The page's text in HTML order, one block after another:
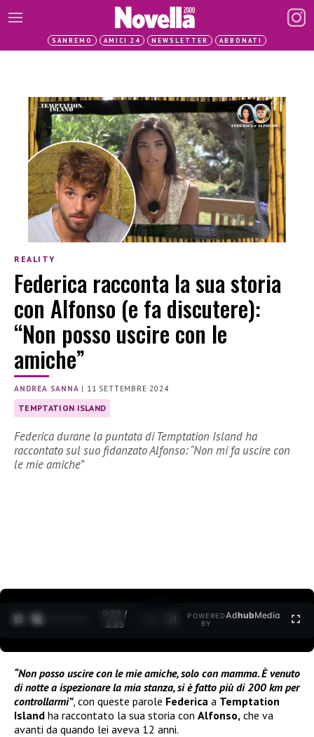
SANREMO AMICI 24 NEWSLETTER ABBONATI
REALITY
Federica racconta la sua storia
con Alfonso (e fa discutere):
“Non posso uscire con le
amiche”
ANDREA SANNA | 11 SETTEMBRE 2024
TEMPTATION ISLAND
Federica durane la puntata di Temptation Island ha
raccontato sul suo fidanzato Alfonso: “Non mi fa uscire con
le mie amiche”
0:30 /
3:35
POWERED
BY
AdhubMedia
“Non posso uscire con le mie amiche, solo con mamma. È venuto
di notte a ispezionare la mia stanza, si è fatto più di 200 km per
controllarmi”, con queste parole Federica a Temptation
Island ha raccontato la sua storia con Alfonso, che va
avanti da quando lei aveva 12 anni.